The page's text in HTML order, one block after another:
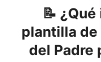
📝
plantilla de
del Padre